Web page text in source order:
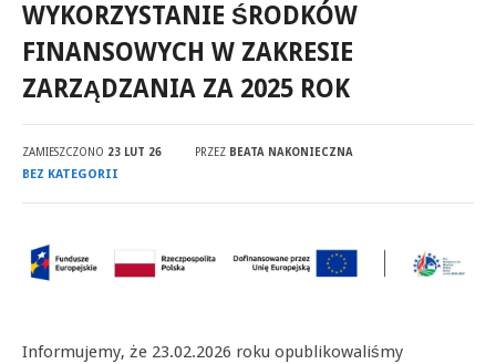
WYKORZYSTANIE ŚRODKÓW
FINANSOWYCH W ZAKRESIE
ZARZĄDZANIA ZA 2025 ROK
ZAMIESZCZONO 23 LUT 26 PRZEZ BEATA NAKONIECZNA
BEZ KATEGORII
Informujemy, że 23.02.2026 roku opublikowaliśmy